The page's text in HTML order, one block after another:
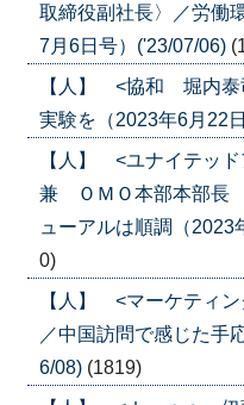
取締役副社長〉／労働
7月6日号）('23/07/06)
【人】 <協和 堀内泰
実験を（2023年6月22
【人】 <ユナイテッ
兼 ＯＭＯ本部本部長
ューアルは順調（
0)
【人】 <マーケティ
／中国訪問で感じた手
6/08) (1819)